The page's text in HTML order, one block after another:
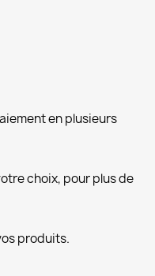
en plusieurs
choix, pour plus de
produits.